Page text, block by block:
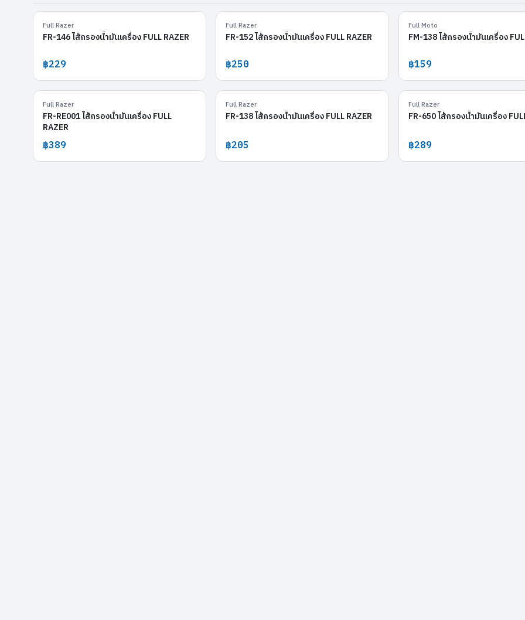
Full Razer
FR-146 ไส้กรองน้ำมันเครื่อง FULL RAZER
฿229
Full Razer
FR-152 ไส้กรองน้ำมันเครื่อง FULL RAZER
฿250
Full Moto
FM-138 ไส้กรองน้ำมันเครื่อง
฿159
Full Razer
FR-RE001 ไส้กรองน้ำมันเครื่อง FULL
RAZER
฿389
Full Razer
FR-138 ไส้กรองน้ำมันเครื่อง FULL RAZER
฿205
Full Razer
FR-650 ไส้กรองน้ำมันเครื่อง
฿289